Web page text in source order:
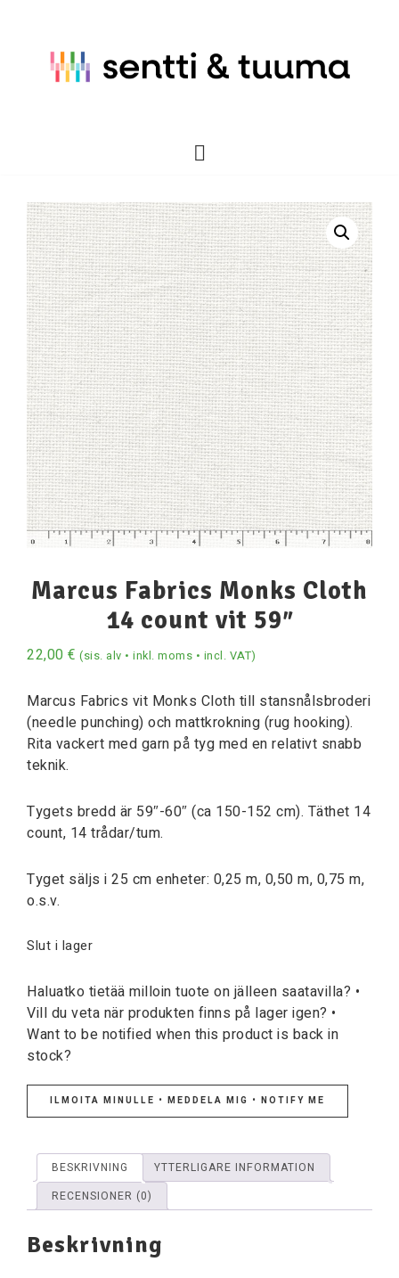
Marcus Fabrics Monks Cloth
14 count vit 59″
22,00 € (sis. alv • inkl. moms • incl. VAT)
Marcus Fabrics vit Monks Cloth till stansnålsbroderi
(needle punching) och mattkrokning (rug hooking).
Rita vackert med garn på tyg med en relativt snabb
teknik.
Tygets bredd är 59″-60″ (ca 150-152 cm). Täthet 14
count, 14 trådar/tum.
Tyget säljs i 25 cm enheter: 0,25 m, 0,50 m, 0,75 m,
o.s.v.
Slut i lager
Haluatko tietää milloin tuote on jälleen saatavilla? •
Vill du veta när produkten finns på lager igen? •
Want to be notified when this product is back in
stock?
ILMOITA MINULLE • MEDDELA MIG • NOTIFY ME
BESKRIVNING
YTTERLIGARE INFORMATION
RECENSIONER (0)
Beskrivning